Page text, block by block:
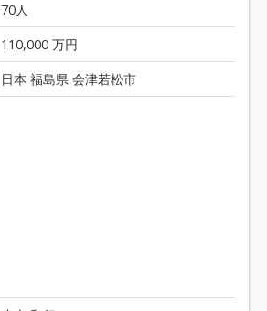
70人
110,000 万円
日本 福島県 会津若松市